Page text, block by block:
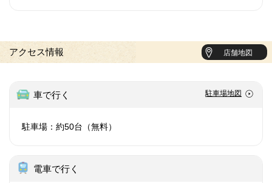
アクセス情報 店舗地図
車で行く 駐車場地図
駐車場：約50台（無料）
電車で行く